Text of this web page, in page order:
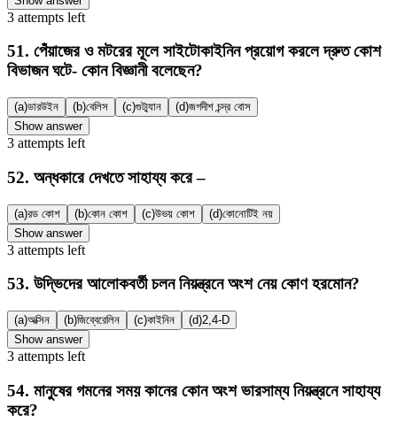
3 attempts left
51. পেঁয়াজের ও মটরের মূলে সাইটোকাইনিন প্রয়োগ করলে দ্রুত কোশ
বিভাজন ঘটে- কোন বিজ্ঞানী বলেছেন?
(a)ডারউইন (b)বেলিস (c)গুট্ম্যান (d)জগদীশ চন্দ্র বোস
Show answer
3 attempts left
52. অন্ধকারে দেখতে সাহায্য করে –
(a)রড কোশ (b)কোন কোশ (c)উভয় কোশ (d)কোনোটিই নয়
Show answer
3 attempts left
53. উদ্ভিদের আলোকবর্তী চলন নিয়ন্ত্রনে অংশ নেয় কোণ হরমোন?
(a)অক্সিন (b)জিব্বেরেলিন (c)কাইনিন (d)2,4-D
Show answer
3 attempts left
54. মানুষের গমনের সময় কানের কোন অংশ ভারসাম্য নিয়ন্ত্রনে সাহায্য
করে?